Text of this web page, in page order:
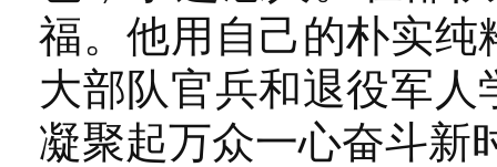
福。他用自己的朴实
大部队官兵和退役军
凝聚起万众一心奋斗新